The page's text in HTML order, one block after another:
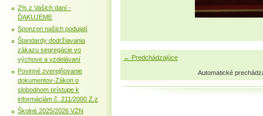
← Predchádzajúce
Automatické
2% z Vašich daní -
ĎAKUJEME
Sponzori našich podujatí
Štandardy dodržiavania
zákazu segregácie vo
výchove a vzdelávaní
Povinné zverejňovanie
dokumentov-Zákon o
slobodnom prístupe k
informáciám č. 211/2000 Z.z
Školné 2025/2026 VZN